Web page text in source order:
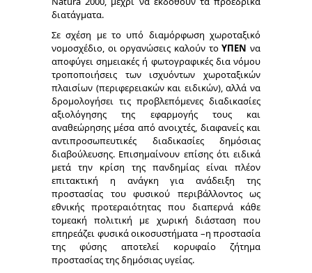
διατάγματα.
Σε σχέση με το υπό διαμόρφωση χωροταξικό
νομοσχέδιο, οι οργανώσεις καλούν τοΥΠΕΝνα
αποφύγει σημειακές ή φωτογραφικές δια νόμου
τροποποιήσεις των ισχυόντων χωροταξικών
πλαισίων (περιφερειακών και ειδικών), αλλά να
δρομολογήσει τις προβλεπόμενες διαδικασίες
αξιολόγησης της εφαρμογής τους και
αναθεώρησης μέσα από ανοιχτές, διαφανείς και
αντιπροσωπευτικές διαδικασίες δημόσιας
διαβούλευσης. Επισημαίνουν επίσης ότι ειδικά
μετά την κρίση της πανδημίας είναι πλέον
επιτακτική η ανάγκη για ανάδειξη της
προστασίας του φυσικού περιβάλλοντος ως
εθνικής προτεραιότητας που διαπερνά κάθε
τομεακή πολιτική με χωρική διάσταση που
επηρεάζει φυσικά οικοσυστήματα –η προστασία
της φύσης αποτελεί κορυφαίο ζήτημα
προστασίας της δημόσιας υγείας.